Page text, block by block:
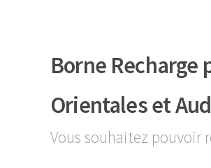
Borne Recharge
Orientales et
Vous souhaitez pouvoir